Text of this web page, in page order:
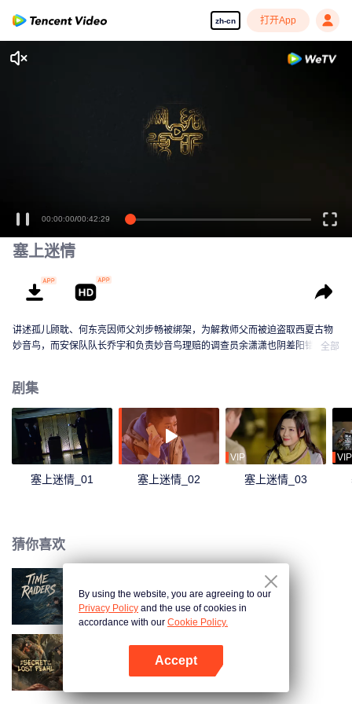
zh-cn 打开App
00:00:00/00:42:29
塞上迷情
讲述孤儿顾耽、何东亮因师父刘步畅被绑架，为解救师父而被迫盗取西夏古物
妙音鸟，而安保队队长乔宇和负责妙音鸟理赔的调查员余潇潇也阴差阳错卷入
全部
剧集
塞上迷情_01 塞上迷情_02
VIP
塞上迷情_03
VIP
猜你喜欢
吴邪私家笔记
明珠奇谭
By using the website, you are agreeing to our
Privacy Policy and the use of cookies in
accordance with our Cookie Policy.
Accept